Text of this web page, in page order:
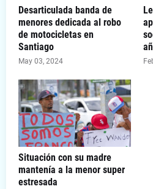
Desarticulada banda de
menores dedicada al robo
de motocicletas en
Santiago
May 03, 2024
Situación con su madre
mantenía a la menor super
estresada